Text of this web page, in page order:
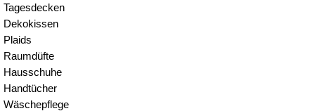
Tagesdecken
Dekokissen
Plaids
Raumdüfte
Hausschuhe
Handtücher
Wäschepflege